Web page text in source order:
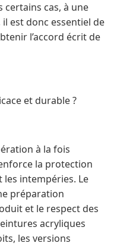
cas, à une
est donc essentiel de
l’accord écrit de
et durable ?
à la fois
la protection
intempéries. Le
préparation
et le respect des
acryliques
les versions